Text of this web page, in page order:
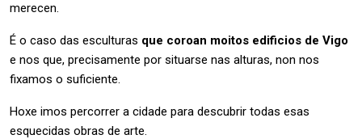
merecen.
É o caso das esculturas que coroan moitos edificios de Vigo
e nos que, precisamente por situarse nas alturas, non nos
fixamos o suficiente.
Hoxe imos percorrer a cidade para descubrir todas esas
esquecidas obras de arte.